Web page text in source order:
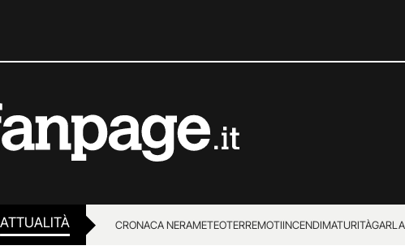
ATTUALITÀ CRONACA NERAMETEOTERREMOTIINCENDIMATURITÀ